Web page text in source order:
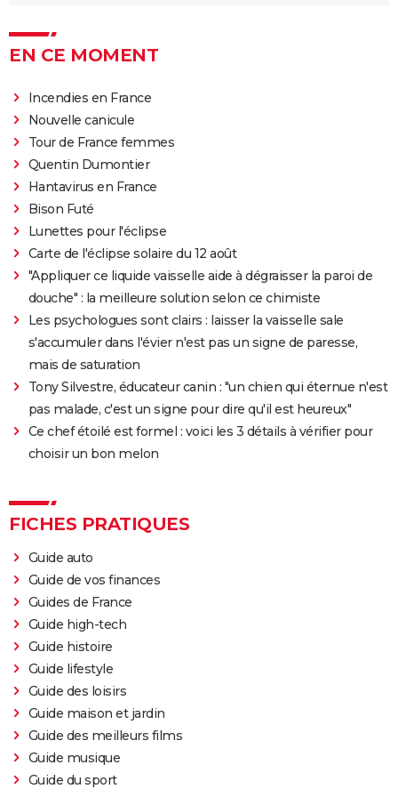
indispensable de voir la scène post-générique ?
Mission Impossible 7 : casting, avis, bande-annonce,
Avengers Doomsday : la bande-annonce est enfin
sortie, et on ne comprend plus grand chose au MCU
avis... Tout sur le film sur Lara Croft
Shang Chi : synopsis, casting, scènes post-générique,
streaming, critiques, Disney+...
Uncharted : faut-il connaître le jeu avant de voir le
film ?
Venom : synopsis, casting, streaming, avis... Tout sur
le film avec Tom Hardy
Ant-Man 3 : critiques, scène post-générique, bande-
annonce, casting...
Fast and Furious 9 : synopsis, casting, bande-
annonce, streaming, photos, avis...
Top Gun Maverick : Tom Cruise a-t-il vraiment piloté
Haymitch... des personnages bien connus dans la
Doctor Strange 2 : que signifient les scènes post-
génériques ? On vous explique
Gladiator 2 : pourquoi cette suite risque-t-elle de
diviser les fans du film culte ?
Kraven le chasseur : le film Marvel s'offre une
sanglante bande-annonce, quelle date de sortie ?
Thunderbolts* : le dernier film Marvel vaut-il le
coup ? Les critiques sont (presque) unanimes
Mad Max Fury Road : synopsis, casting, bande-
annonce, streaming, avis...
EN CE MOMENT
Incendies en France
Nouvelle canicule
Tour de France femmes
Quentin Dumontier
Hantavirus en France
Bison Futé
Lunettes pour l'éclipse
Carte de l'éclipse solaire du 12 août
"Appliquer ce liquide vaisselle aide à dégraisser la paroi de
douche" : la meilleure solution selon ce chimiste
Les psychologues sont clairs : laisser la vaisselle sale
s'accumuler dans l'évier n'est pas un signe de paresse,
mais de saturation
Tony Silvestre, éducateur canin : "un chien qui éternue n'est
pas malade, c'est un signe pour dire qu'il est heureux"
Ce chef étoilé est formel : voici les 3 détails à vérifier pour
choisir un bon melon
FICHES PRATIQUES
Guide auto
Guide de vos finances
Guides de France
Guide high-tech
Guide histoire
Guide lifestyle
Guide des loisirs
Guide maison et jardin
Guide des meilleurs films
Guide musique
Guide du sport